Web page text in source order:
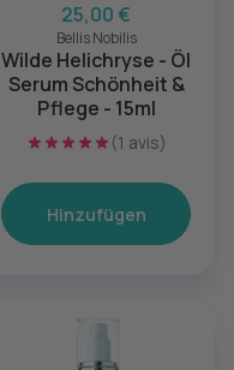
25,00 €
Bellis Nobilis
Wilde Helichryse - Öl
Serum Schönheit &
Pflege - 15ml
(1 avis)
Hinzufügen